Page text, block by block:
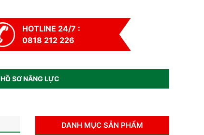
HOTLINE 24/7 :
0818 212 226
HỒ SƠ NĂNG LỰC
DANH MỤC SẢN PHẨM